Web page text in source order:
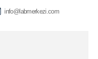
info@labmerkezi.com